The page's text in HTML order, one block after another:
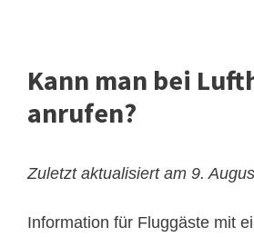
Kann man bei
anrufen?
Zuletzt aktualisiert am 9.
Information für Fluggäste mit